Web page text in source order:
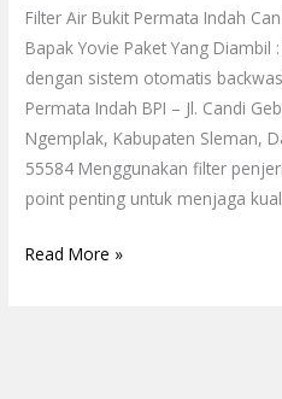
Filter Air Bukit Permata Indah
Bapak Yovie Paket Yang
dengan sistem otomatis
Permata Indah BPI – Jl. Candi
Ngemplak, Kabupaten Sleman,
55584 Menggunakan filter
point penting untuk menjaga
Read More »